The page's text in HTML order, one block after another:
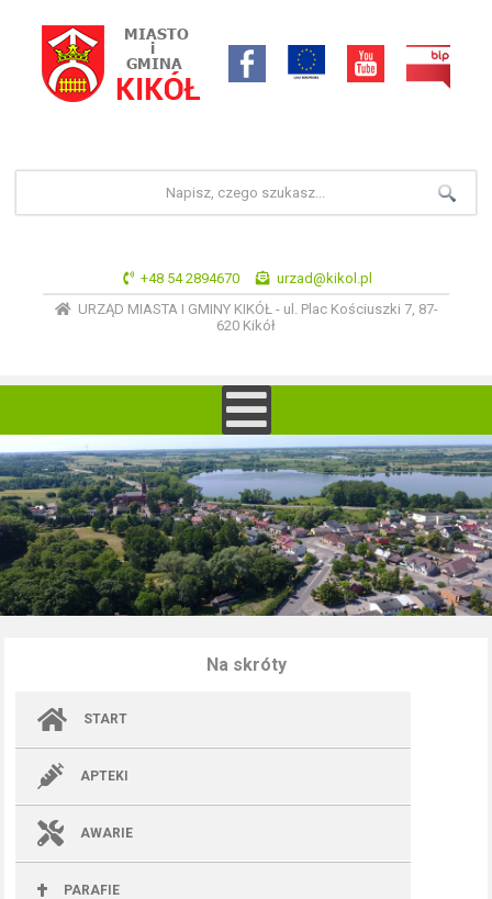
+48 54 2894670
urzad@kikol.pl
URZĄD MIASTA I GMINY KIKÓŁ - ul. Plac Kościuszki 7, 87-
620 Kikół
Na skróty
START
APTEKI
AWARIE
PARAFIE